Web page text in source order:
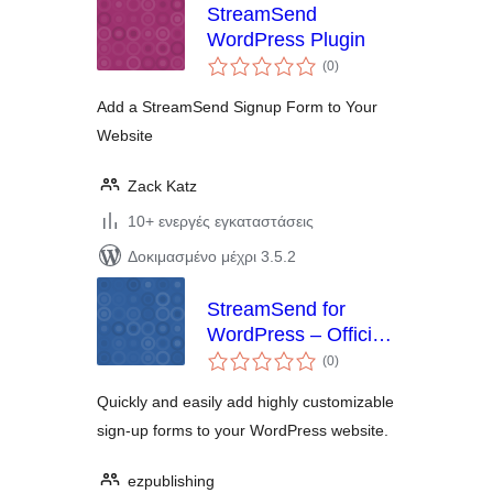
StreamSend
WordPress Plugin
(0αξιολογήσεις
σύνολο
)
Add a StreamSend Signup Form to Your
Website
Zack Katz
10+ ενεργές εγκαταστάσεις
Δοκιμασμένο μέχρι 3.5.2
StreamSend for
WordPress – Official
Plugin
(0αξιολογήσεις
σύνολο
)
Quickly and easily add highly customizable
sign-up forms to your WordPress website.
ezpublishing